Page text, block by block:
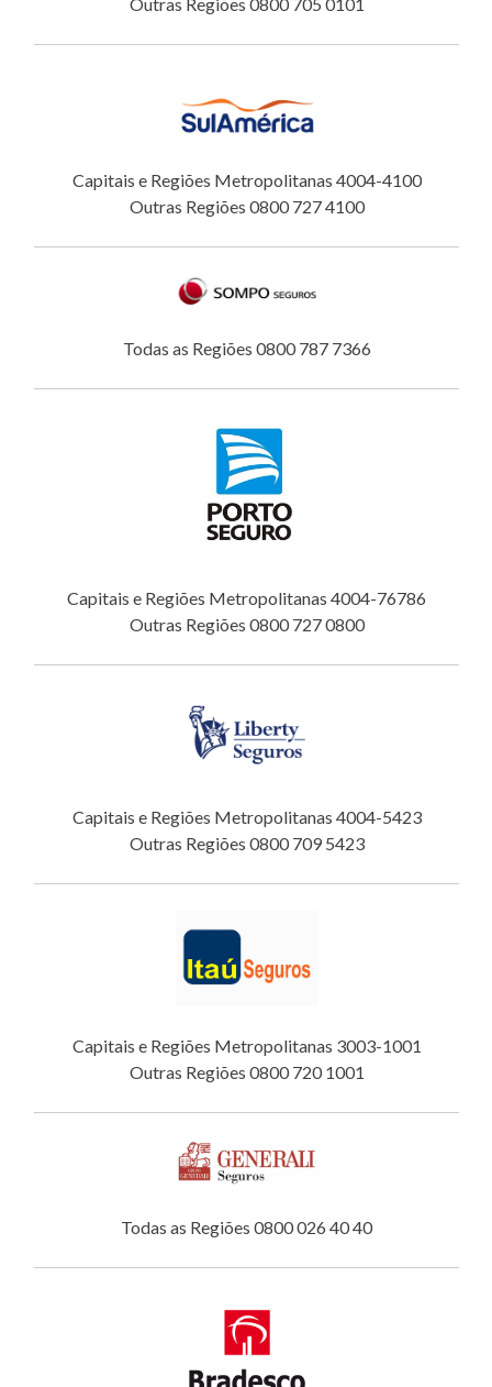
Capitais e Regiões Metropolitanas 4004-4100
Outras Regiões 0800 727 4100
Todas as Regiões 0800 787 7366
Capitais e Regiões Metropolitanas 4004-76786
Outras Regiões 0800 727 0800
Capitais e Regiões Metropolitanas 4004-5423
Outras Regiões 0800 709 5423
Capitais e Regiões Metropolitanas 3003-1001
Outras Regiões 0800 720 1001
Todas as Regiões 0800 026 40 40